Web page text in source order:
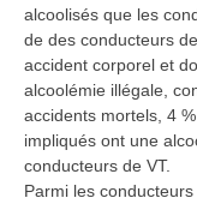
alcoolisés que les
de des conducteurs
accident corporel et
alcoolémie illégale,
accidents mortels, 4
impliqués ont une
conducteurs de VT.
Parmi les